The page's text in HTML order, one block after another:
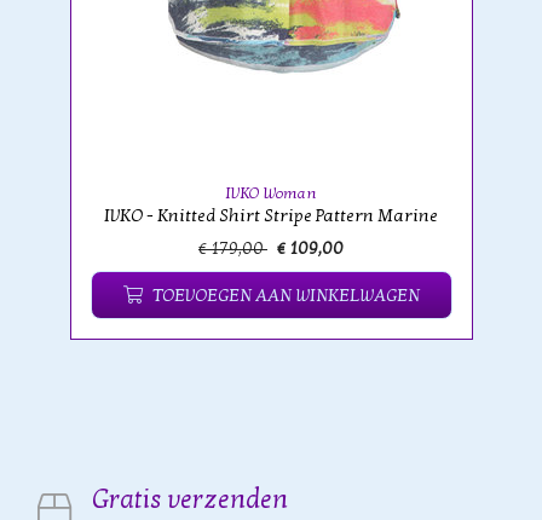
IVKO Woman
IVKO - Knitted Shirt Stripe Pattern Marine
€ 179,00 € 109,00
TOEVOEGEN AAN WINKELWAGEN
Gratis verzenden